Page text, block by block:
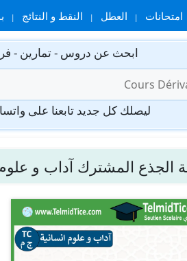
امتحانات العطل النقط و النتائج
ابحث عن دروس - تمارين -
ليصلك كل جديد تابعنا على
الجذع المشترك آداب و